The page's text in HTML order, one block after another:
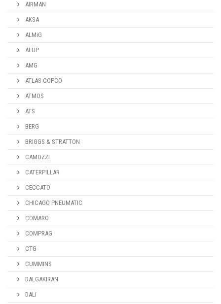
AIRMAN
AKSA
ALMiG
ALUP
AMG
ATLAS COPCO
ATMOS
ATS
BERG
BRIGGS & STRATTON
CAMOZZI
CATERPILLAR
CECCATO
CHICAGO PNEUMATIC
COMARO
COMPRAG
CTG
CUMMINS
DALGAKIRAN
DALI